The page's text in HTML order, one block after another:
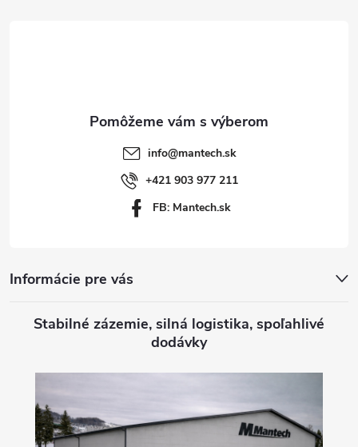
info@mantech.sk
+421 903 977 211
FB: Mantech.sk
Informácie pre vás
Stabilné zázemie, silná logistika, spoľahlivé
dodávky